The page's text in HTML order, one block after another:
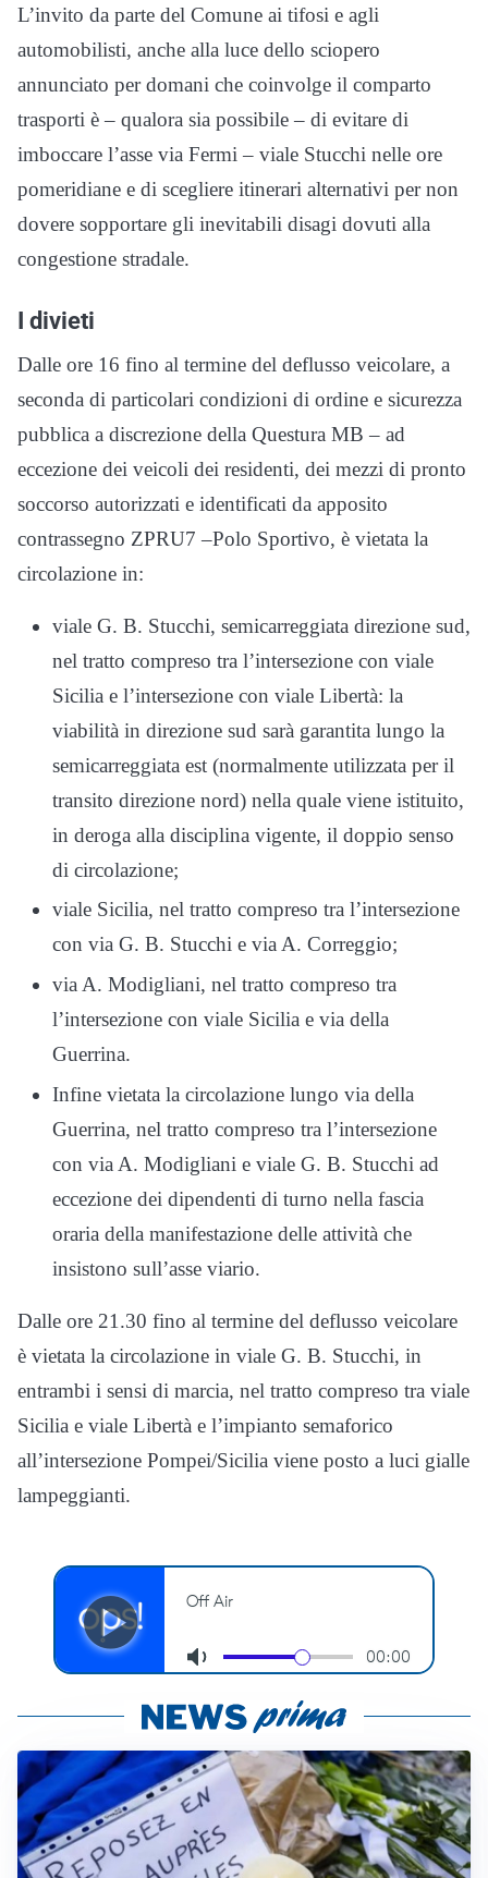
L’invito da parte del Comune ai tifosi e agli
automobilisti, anche alla luce dello sciopero
annunciato per domani che coinvolge il comparto
trasporti è – qualora sia possibile – di evitare di
imboccare l’asse via Fermi – viale Stucchi nelle ore
pomeridiane e di scegliere itinerari alternativi per non
dovere sopportare gli inevitabili disagi dovuti alla
congestione stradale.
I divieti
Dalle ore 16 fino al termine del deflusso veicolare, a
seconda di particolari condizioni di ordine e sicurezza
pubblica a discrezione della Questura MB – ad
eccezione dei veicoli dei residenti, dei mezzi di pronto
soccorso autorizzati e identificati da apposito
contrassegno ZPRU7 –Polo Sportivo, è vietata la
circolazione in:
viale G. B. Stucchi, semicarreggiata direzione sud,
nel tratto compreso tra l’intersezione con viale
Sicilia e l’intersezione con viale Libertà: la
viabilità in direzione sud sarà garantita lungo la
semicarreggiata est (normalmente utilizzata per il
transito direzione nord) nella quale viene istituito,
in deroga alla disciplina vigente, il doppio senso
di circolazione;
viale Sicilia, nel tratto compreso tra l’intersezione
con via G. B. Stucchi e via A. Correggio;
via A. Modigliani, nel tratto compreso tra
l’intersezione con viale Sicilia e via della
Guerrina.
Infine vietata la circolazione lungo via della
Guerrina, nel tratto compreso tra l’intersezione
con via A. Modigliani e viale G. B. Stucchi ad
eccezione dei dipendenti di turno nella fascia
oraria della manifestazione delle attività che
insistono sull’asse viario.
Dalle ore 21.30 fino al termine del deflusso veicolare
è vietata la circolazione in viale G. B. Stucchi, in
entrambi i sensi di marcia, nel tratto compreso tra viale
Sicilia e viale Libertà e l’impianto semaforico
all’intersezione Pompei/Sicilia viene posto a luci gialle
lampeggianti.